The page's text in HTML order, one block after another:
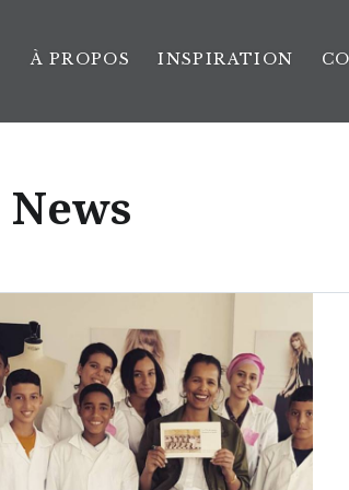
À PROPOS INSPIRATION
News